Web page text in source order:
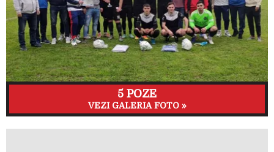
5 POZE
VEZI GALERIA FOTO »